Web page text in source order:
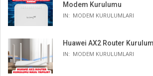
Modem Kurulumu
IN: MODEM KURULUMLARI
Huawei AX2 Router
IN: MODEM KURULUMLARI